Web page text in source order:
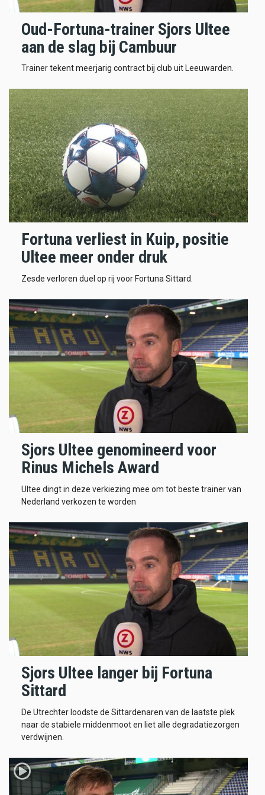
Oud-Fortuna-trainer Sjors Ultee
aan de slag bij Cambuur
Trainer tekent meerjarig contract bij club uit Leeuwarden.
Fortuna verliest in Kuip, positie
Ultee meer onder druk
Zesde verloren duel op rij voor Fortuna Sittard.
Sjors Ultee genomineerd voor
Rinus Michels Award
Ultee dingt in deze verkiezing mee om tot beste trainer van
Nederland verkozen te worden
Sjors Ultee langer bij Fortuna
Sittard
De Utrechter loodste de Sittardenaren van de laatste plek
naar de stabiele middenmoot en liet alle degradatiezorgen
verdwijnen.